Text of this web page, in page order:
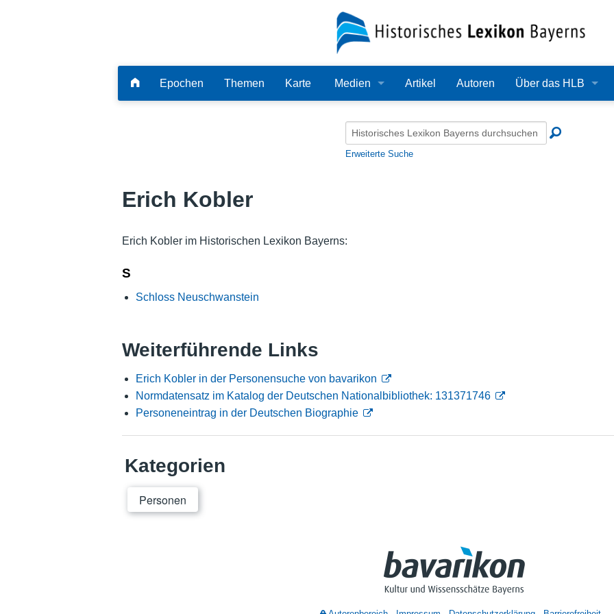
Epochen Themen Karte Medien
Audio
Alle Dateien
Artikel Autoren Über das HLB
Redaktion
Erweiterte Suche
Erich Kobler
Erich Kobler im Historischen Lexikon Bayerns:
S
Schloss Neuschwanstein
Weiterführende Links
Erich Kobler in der Personensuche von bavarikon
Normdatensatz im Katalog der Deutschen Nationalbibliothek: 131371746
Personeneintrag in der Deutschen Biographie
Kategorien
Personen